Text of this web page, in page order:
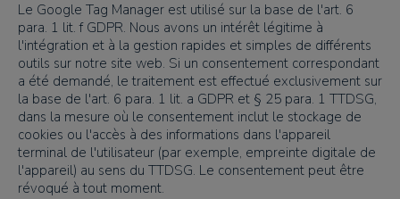
Le Google Tag Manager est utilisé sur la base de l'art. 6
para. 1 lit. f GDPR. Nous avons un intérêt légitime à
l'intégration et à la gestion rapides et simples de différents
outils sur notre site web. Si un consentement correspondant
a été demandé, le traitement est effectué exclusivement sur
la base de l'art. 6 para. 1 lit. a GDPR et § 25 para. 1 TTDSG,
dans la mesure où le consentement inclut le stockage de
cookies ou l'accès à des informations dans l'appareil
terminal de l'utilisateur (par exemple, empreinte digitale de
l'appareil) au sens du TTDSG. Le consentement peut être
révoqué à tout moment.